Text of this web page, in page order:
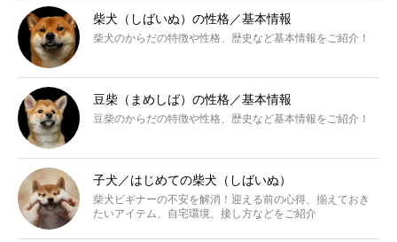
柴犬（しばいぬ）の性格／基本情報
柴犬のからだの特徴や性格、歴史など基本情報をご紹介！
豆柴（まめしば）の性格／基本情報
豆柴のからだの特徴や性格、歴史など基本情報をご紹介！
子犬／はじめての柴犬（しばいぬ）
柴犬ビギナーの不安を解消！迎える前の心得、揃えておき
たいアイテム、自宅環境、接し方などをご紹介